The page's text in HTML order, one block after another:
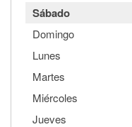
Sábado
Domingo
Lunes
Martes
Miércoles
Jueves